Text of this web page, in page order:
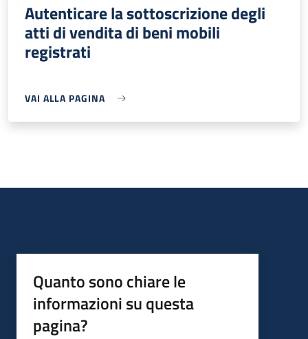
Autenticare la sottoscrizione degli
atti di vendita di beni mobili
registrati
VAI ALLA PAGINA
Quanto sono chiare le
informazioni su questa
pagina?